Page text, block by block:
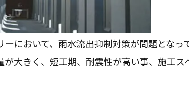
において、雨水流出抑制対策が問題となっ
大きく、短工期、耐震性が高い事、施工ス